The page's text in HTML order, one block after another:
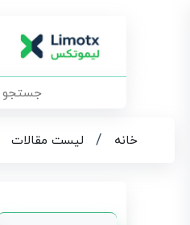
خانه / لیست مقالات